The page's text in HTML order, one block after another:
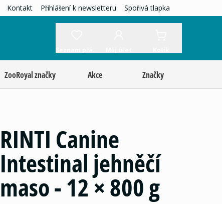
Kontakt Přihlášení k newsletteru Spořivá tlapka
ZooRoyal značky Akce Značky
RINTI Canine
Intestinal jehněčí
maso - 12 × 800 g